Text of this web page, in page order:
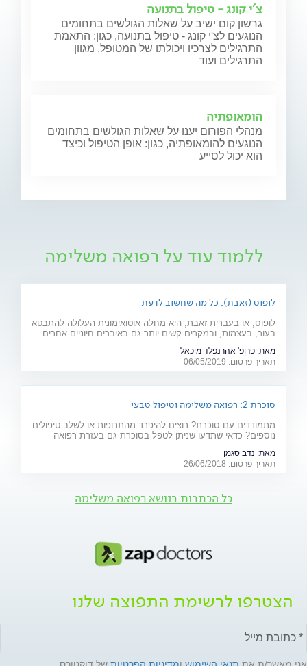
צ'י קונג - טיפול בתנועה
גרשון קום ישיב על שאלות הגולשים בתחומים
הנוגעים לצ'י קונג - טיפול בתנועה, כגון: התאמת
התרגילים לצרכיו ויכולתו של המטופל, מגוון
התרגילים ועוד
הומאופתיה
מנהלי הפורום יענו על שאלות הגולשים בתחומים
הנוגעים להומאופתיה, כגון: אופן הטיפול וכיצד
הוא יכול לסייע
ללמוד עוד על רפואה משלימה
לופוס (זאבת): כל מה שחשוב לדעת
לופוס, או בעברית זאבת, היא מחלה אוטואימונית העלולה להתבטא
בעור, בעצמות, ובמקרים קשים יותר גם באיברים חיוניים אחרים
לה? ומהו הטיפול המתקדם שנכנס לסל הבריאות בשנים
האחרונות? כתבה לרגל יום המודעות למחלה (10.5)
מאת: פרופ' אהרנפלד מיכאל
תאריך פרסום: 06/05/2019
סוכרת 2: רפואה משלימה וטיפול טבעי
מתמודדים עם סוכרת? רוצים להיפרד מהתרופות או לשלב טיפולים
נוספים? כדאי שתדעו שניתן לטפל בסוכרת גם בעזרת רפואה
מרפא
מאת: נדב סגמן
תאריך פרסום: 26/06/2018
כל הכתבות בנושא רפואה משלימה
הצטרפו לרשימת התפוצה שלנו